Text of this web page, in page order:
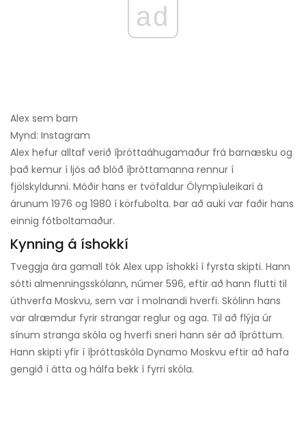
ad
Alex sem barn
Mynd: Instagram
Alex hefur alltaf verið íþróttaáhugamaður frá barnæsku og
það kemur í ljós að blóð íþróttamanna rennur í
fjölskyldunni. Móðir hans er tvöfaldur Ólympíuleikari á
árunum 1976 og 1980 í körfubolta. Þar að auki var faðir hans
einnig fótboltamaður.
Kynning á íshokkí
Tveggja ára gamall tók Alex upp íshokkí í fyrsta skipti. Hann
sótti almenningsskólann, númer 596, eftir að hann flutti til
úthverfa Moskvu, sem var í molnandi hverfi. Skólinn hans
var alræmdur fyrir strangar reglur og aga. Til að flýja úr
sínum stranga skóla og hverfi sneri hann sér að íþróttum.
Hann skipti yfir í íþróttaskóla Dynamo Moskvu eftir að hafa
gengið í átta og hálfa bekk í fyrri skóla.